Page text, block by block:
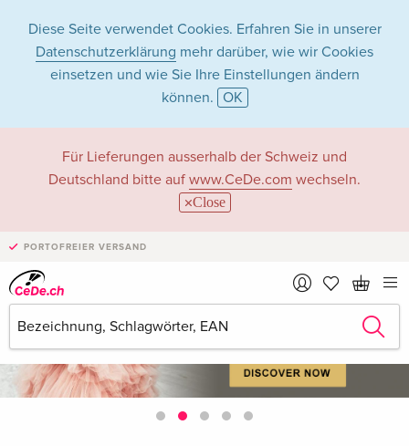
Diese Seite verwendet Cookies. Erfahren Sie in unserer
Datenschutzerklärung mehr darüber, wie wir Cookies
einsetzen und wie Sie Ihre Einstellungen ändern
können. OK
Für Lieferungen ausserhalb der Schweiz und
Deutschland bitte auf www.CeDe.com wechseln.
Close
PORTOFREIER VERSAND
Musik, Filme, Games, Bücher und mehr